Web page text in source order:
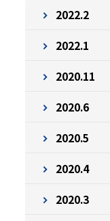
2022.2
2022.1
2020.11
2020.6
2020.5
2020.4
2020.3